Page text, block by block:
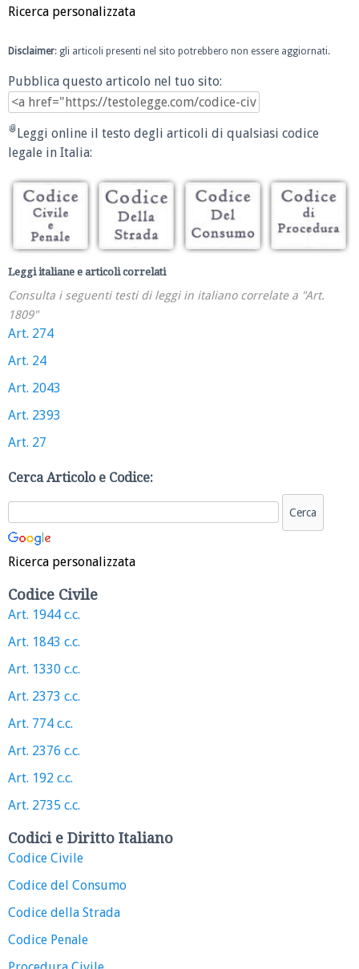
Ricerca personalizzata
Disclaimer: gli articoli presenti nel sito potrebbero non essere aggiornati.
Pubblica questo articolo nel tuo sito:
Leggi online il testo degli articoli di qualsiasi codice
legale in Italia:
Leggi italiane e articoli correlati
Consulta i seguenti testi di leggi in italiano correlate a "Art.
1809"
Art. 274
Art. 24
Art. 2043
Art. 2393
Art. 27
Cerca Articolo e Codice:
Ricerca personalizzata
Codice Civile
Art. 1944 c.c.
Art. 1843 c.c.
Art. 1330 c.c.
Art. 2373 c.c.
Art. 774 c.c.
Art. 2376 c.c.
Art. 192 c.c.
Art. 2735 c.c.
Codici e Diritto Italiano
Codice Civile
Codice del Consumo
Codice della Strada
Codice Penale